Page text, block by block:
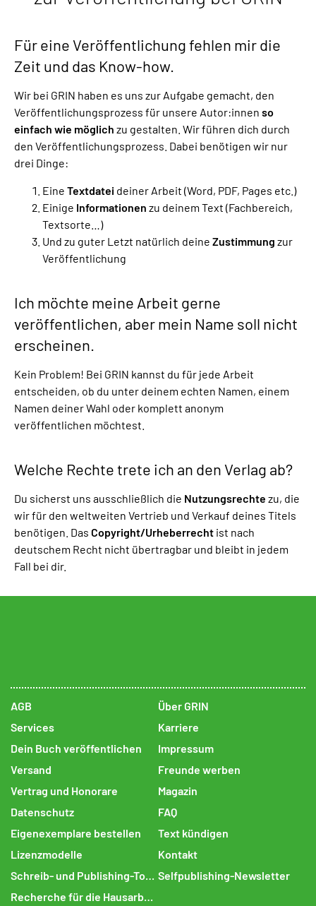
Für eine Veröffentlichung fehlen mir die
Zeit und das Know-how.
Wir bei GRIN haben es uns zur Aufgabe gemacht, den
Veröffentlichungsprozess für unsere Autor:innen so
einfach wie möglich zu gestalten. Wir führen dich durch
den Veröffentlichungsprozess. Dabei benötigen wir nur
drei Dinge:
Eine Textdatei deiner Arbeit (Word, PDF, Pages etc.)
Einige Informationen zu deinem Text (Fachbereich,
Textsorte…)
Und zu guter Letzt natürlich deine Zustimmung zur
Veröffentlichung
Ich möchte meine Arbeit gerne
veröffentlichen, aber mein Name soll nicht
erscheinen.
Kein Problem! Bei GRIN kannst du für jede Arbeit
entscheiden, ob du unter deinem echten Namen, einem
Namen deiner Wahl oder komplett anonym
veröffentlichen möchtest.
Welche Rechte trete ich an den Verlag ab?
Du sicherst uns ausschließlich die Nutzungsrechte zu, die
wir für den weltweiten Vertrieb und Verkauf deines Titels
benötigen. Das Copyright/Urheberrecht ist nach
deutschem Recht nicht übertragbar und bleibt in jedem
Fall bei dir.
AGB
Über GRIN
Services
Karriere
Dein Buch veröffentlichen
Impressum
Versand
Freunde werben
Vertrag und Honorare
Magazin
Datenschutz
FAQ
Eigenexemplare bestellen
Text kündigen
Lizenzmodelle
Kontakt
Schreib- und Publishing-Tools Selfpublishing-Newsletter
Recherche für die Hausarbeit